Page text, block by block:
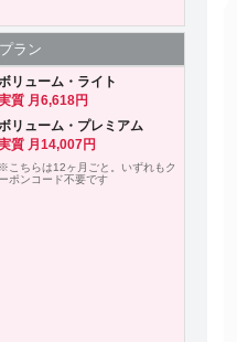
ラン
リューム・ライト
質 月6,618円
リューム・プレミアム
質 月14,007円
※こちらは12ヶ月ごと。いずれもク
ーポンコード不要です